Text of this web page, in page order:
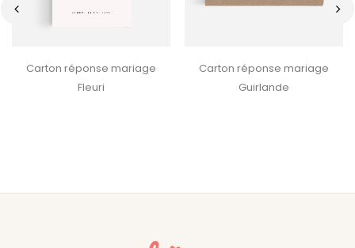
Carton réponse mariage
Fleuri
Carton réponse mariage
Guirlande